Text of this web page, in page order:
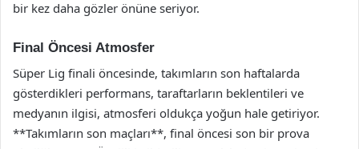
bir kez daha gözler önüne seriyor.
Final Öncesi Atmosfer
Süper Lig finali öncesinde, takımların son haftalarda
gösterdikleri performans, taraftarların beklentileri ve
medyanın ilgisi, atmosferi oldukça yoğun hale getiriyor.
**Takımların son maçları**, final öncesi son bir prova